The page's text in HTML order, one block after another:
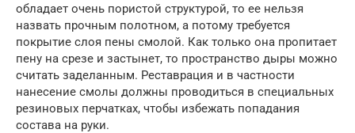
обладает очень пористой структурой, то ее нельзя
назвать прочным полотном, а потому требуется
покрытие слоя пены смолой. Как только она пропитает
пену на срезе и застынет, то пространство дыры можно
считать заделанным. Реставрация и в частности
нанесение смолы должны проводиться в специальных
резиновых перчатках, чтобы избежать попадания
состава на руки.